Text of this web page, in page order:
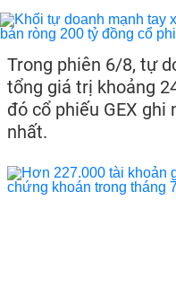
Trong phiên 6/8, tự
tổng giá trị khoảng
đó cổ phiếu GEX ghi
nhất.